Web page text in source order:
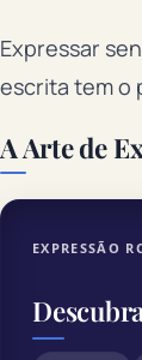
Expressar
escrita tem o
A Arte de
EXPRESSÃO